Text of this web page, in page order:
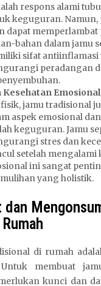
respons alami
keguguran. Namun,
dapat memperlambat
bahan dalam jamu
sifat antiinflamasi
peradangan
jamu tradisional
aspek emosional
keguguran. Jamu
stres dan
setelah mengalami
ini sangat
yang holistik.
dan
di rumah
membuat
kunci dan